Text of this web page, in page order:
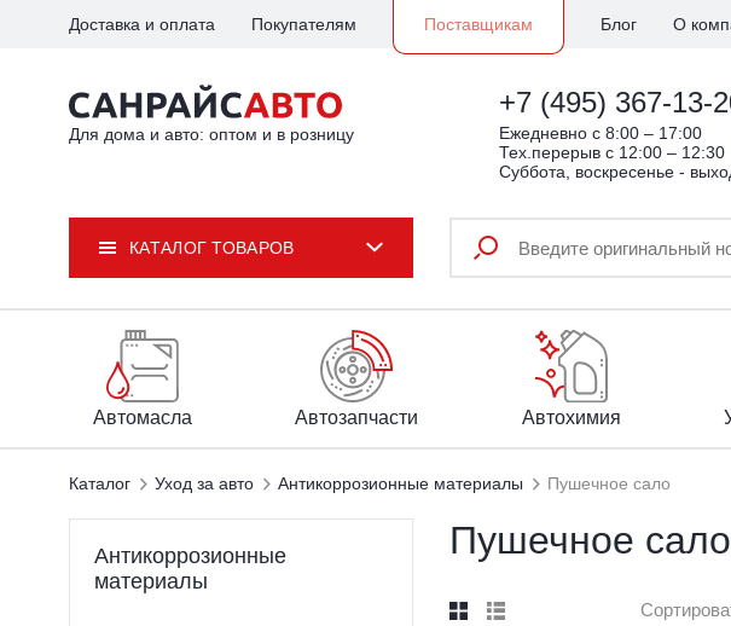
Доставка и оплата Покупателям Поставщикам Блог О
Для дома и авто: оптом и в розницу
+7 (495) 367-13-
Ежедневно c 8:00 – 17:00
Тех.перерыв с 12:00 – 12:30
Суббота, воскресенье -
КАТАЛОГ ТОВАРОВ
Автомасла Автозапчасти Автохимия
Каталог Уход за авто Антикоррозионные материалы Пушечное сало
Антикоррозионные
материалы
Пушечное сало
 